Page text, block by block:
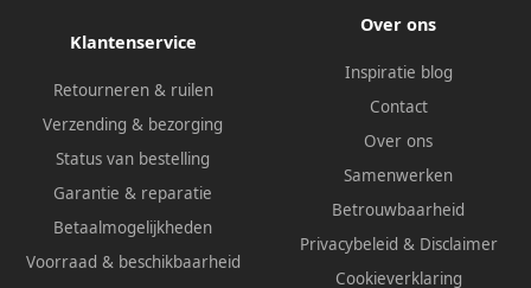
Klantenservice
Retourneren & ruilen
Verzending & bezorging
Status van bestelling
Garantie & reparatie
Betaalmogelijkheden
Voorraad & beschikbaarheid
Over ons
Inspiratie blog
Contact
Over ons
Samenwerken
Betrouwbaarheid
Privacybeleid & Disclaimer
Cookieverklaring